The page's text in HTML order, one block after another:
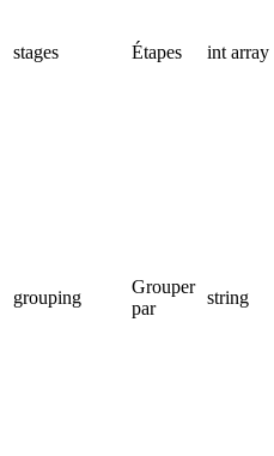
stages Étapes int array
grouping
Grouper
par
string